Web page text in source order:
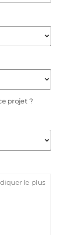
projet ?